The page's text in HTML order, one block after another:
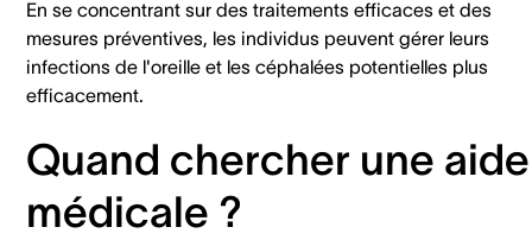
En se concentrant sur des traitements efficaces et des
mesures préventives, les individus peuvent gérer leurs
infections de l'oreille et les céphalées potentielles plus
efficacement.
Quand chercher une aide
médicale ?